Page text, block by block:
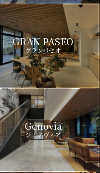
GRAN PASEO
グランパセオ
Genovia
ジェノヴィア